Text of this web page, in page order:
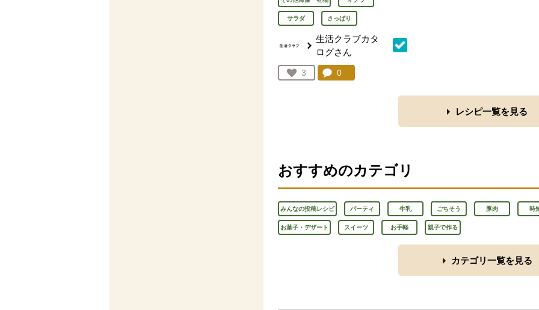
サラダ さっぱり
生活クラブカタ
ログさん
お気に入り登録：
3
人が登録
コメント：
0
レシピ一覧を見る
おすすめのカテゴリ
みんなの投稿レシピ パーティ 牛乳 ごちそう 豚肉 時
お菓子・デザート スイーツ お手軽 親子で作る
カテゴリ一覧を見る